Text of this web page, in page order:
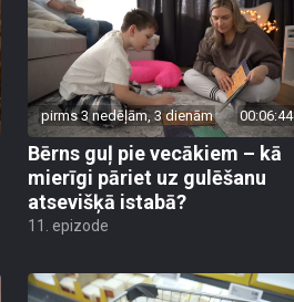
pirms 3 nedēļām, 3 dienām 00:06:44
Bērns guļ pie vecākiem – kā
mierīgi pāriet uz gulēšanu
atsevišķā istabā?
11. epizode